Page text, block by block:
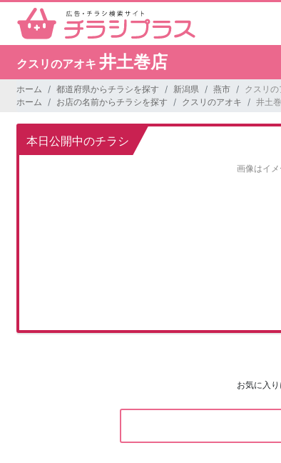
クスリのアオキ 井土巻店
ホーム 都道府県からチラシを探す 新潟県 燕市
クスリ
ホーム
お店の名前からチラシを探す クスリのアオキ 井土
本日公開中のチラシ
画像はイメ
お気に入